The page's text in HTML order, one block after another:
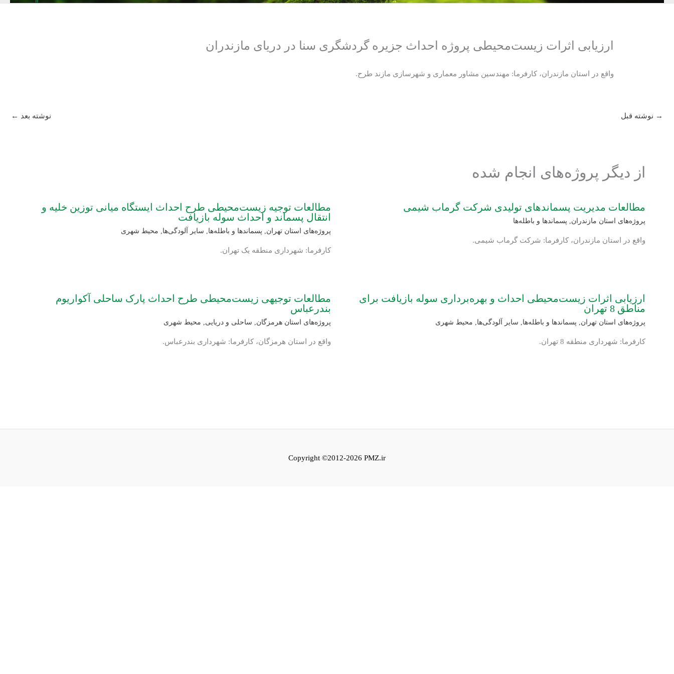
ارزیابی اثرات زیست‌محیطی پروژه احداث جزیره گردشگری سنا در دریای مازندران
واقع در استان مازندران، کارفرما: مهندسین مشاور معماری و شهرسازی مازند طرح.
→ نوشته قبل نوشته بعد ←
از دیگر پروژه‌های انجام شده
مطالعات مدیریت پسماندهای تولیدی شرکت گرماب شیمی
پروژه‌های استان مازندران, پسماندها و باطله‌ها
واقع در استان مازندران، کارفرما: شرکت گرماب شیمی.
مطالعات توجیه زیست‌محیطی طرح احداث ایستگاه میانی توزین خلیه و
انتقال پسماند و احداث سوله بازیافت
پروژه‌های استان تهران, پسماندها و باطله‌ها, سایر آلودگی‌ها, محیط شهری
کارفرما: شهرداری منطقه یک تهران.
ارزیابی اثرات زیست‌محیطی احداث و بهره‌برداری سوله بازیافت برای
مناطق 8 تهران
پروژه‌های استان تهران, پسماندها و باطله‌ها, سایر آلودگی‌ها, محیط شهری
کارفرما: شهرداری منطقه 8 تهران.
مطالعات توجیهی زیست‌محیطی طرح احداث پارک ساحلی آکواریوم
بندرعباس
پروژه‌های استان هرمزگان, ساحلی و دریایی, محیط شهری
واقع در استان هرمزگان، کارفرما: شهرداری بندرعباس.
Copyright ©2012-2026 PMZ.ir